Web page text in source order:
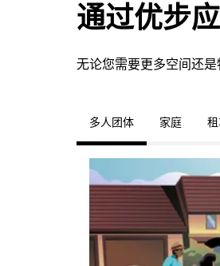
通过优步
无论您需要更多空间还
多人团体 家庭